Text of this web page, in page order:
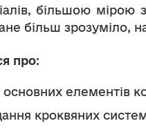
більшою мірою
більш зрозуміло,
про:
елементів
кроквяних